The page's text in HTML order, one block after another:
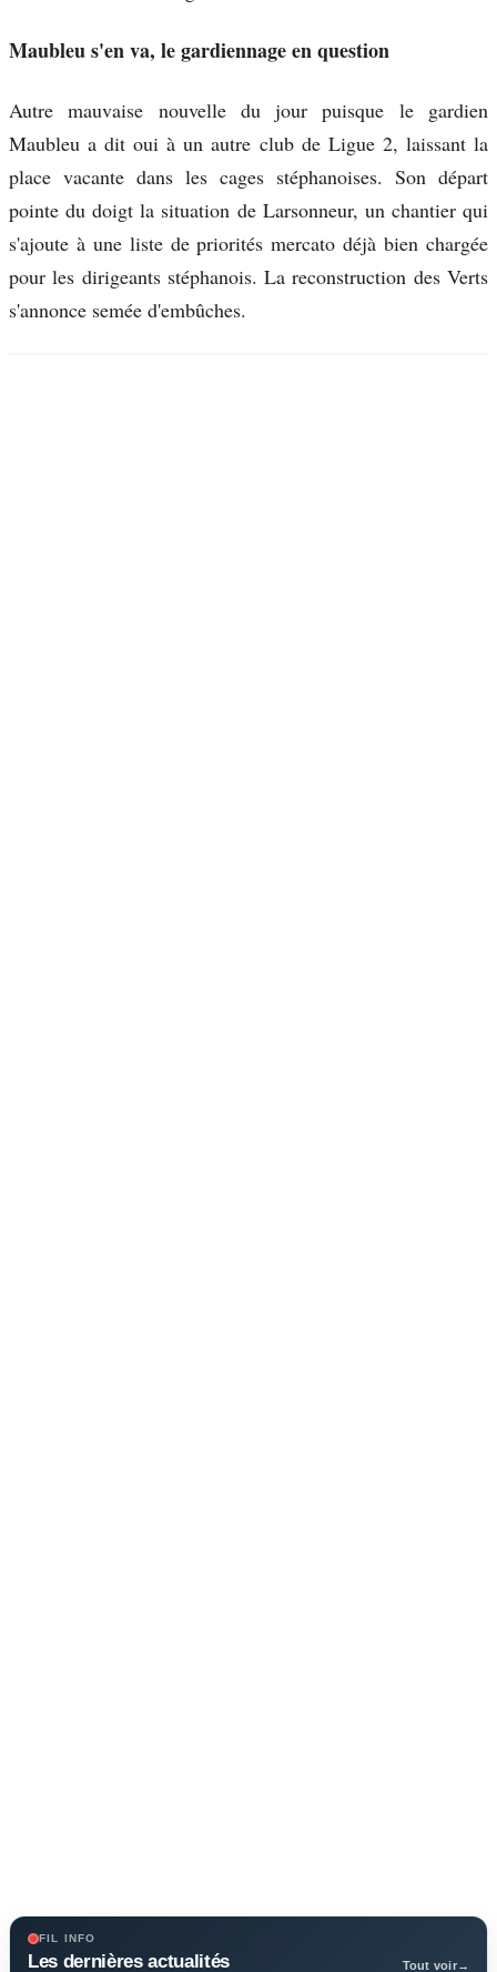
Maubleu s'en va, le gardiennage en question
Autre mauvaise nouvelle du jour puisque le gardien
Maubleu a dit oui à un autre club de Ligue 2, laissant la
place vacante dans les cages stéphanoises. Son départ
pointe du doigt la situation de Larsonneur, un chantier qui
s'ajoute à une liste de priorités mercato déjà bien chargée
pour les dirigeants stéphanois. La reconstruction des Verts
s'annonce semée d'embûches.
FIL INFO
Les dernières actualités Tout voir→